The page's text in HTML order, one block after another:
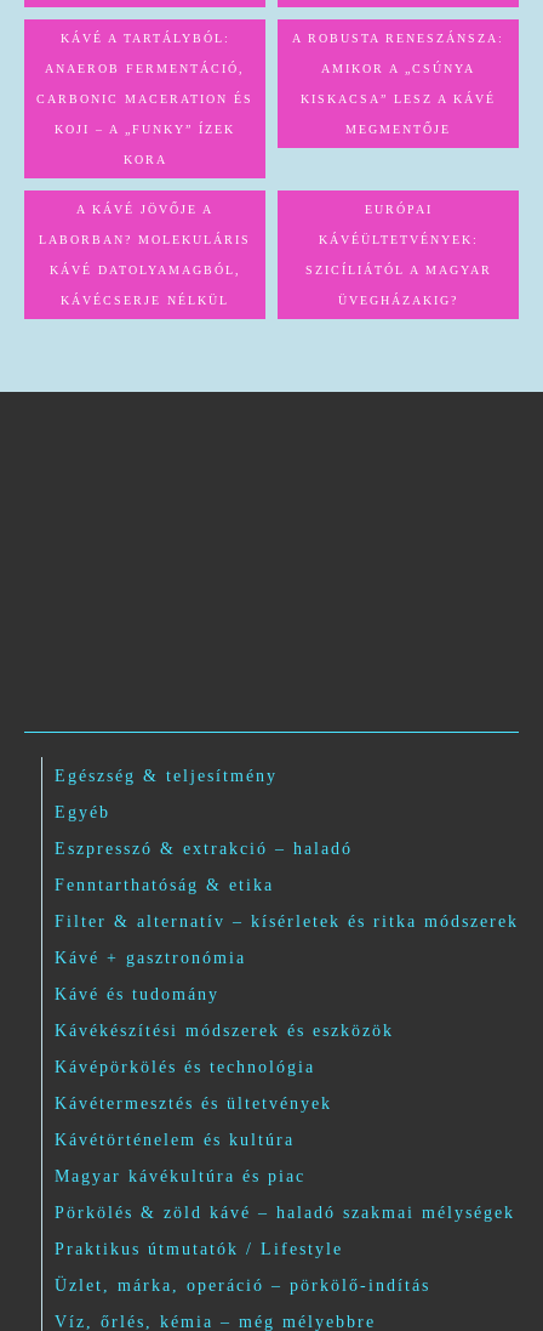
KÁVÉ A TARTÁLYBÓL:
ANAEROB FERMENTÁCIÓ,
CARBONIC MACERATION ÉS
KOJI – A „FUNKY” ÍZEK
KORA
A ROBUSTA RENESZÁNSZA:
AMIKOR A „CSÚNYA
KISKACSA” LESZ A KÁVÉ
MEGMENTŐJE
A KÁVÉ JÖVŐJE A
LABORBAN? MOLEKULÁRIS
KÁVÉ DATOLYAMAGBÓL,
KÁVÉCSERJE NÉLKÜL
EURÓPAI
KÁVÉÜLTETVÉNYEK:
SZICÍLIÁTÓL A MAGYAR
ÜVEGHÁZAKIG?
Egészség & teljesítmény
Egyéb
Eszpresszó & extrakció – haladó
Fenntarthatóság & etika
Filter & alternatív – kísérletek és ritka módszerek
Kávé + gasztronómia
Kávé és tudomány
Kávékészítési módszerek és eszközök
Kávépörkölés és technológia
Kávétermesztés és ültetvények
Kávétörténelem és kultúra
Magyar kávékultúra és piac
Pörkölés & zöld kávé – haladó szakmai mélységek
Praktikus útmutatók / Lifestyle
Üzlet, márka, operáció – pörkölő-indítás
Víz, őrlés, kémia – még mélyebbre